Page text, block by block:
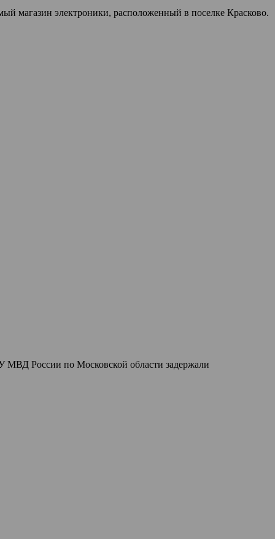
магазин электроники, расположенный в поселке Красково.
МВД России по Московской области задержали